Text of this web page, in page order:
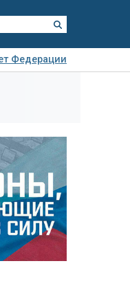
Федерации